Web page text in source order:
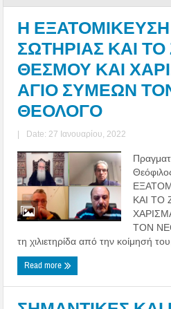
Η
ΣΩΤΗΡΙΑΣ ΚΑΙ
ΘΕΣΜΟΥ ΚΑΙ
ΑΓΙΟ ΣΥΜΕΩΝ
ΘΕΟΛΟΓΟ
| Date: 27 Ιανουαρίου, 2022
ΚΑΙ ΤΟ
ΤΟΝ
τη χιλιετηρίδα από την κοίμησή
Read more